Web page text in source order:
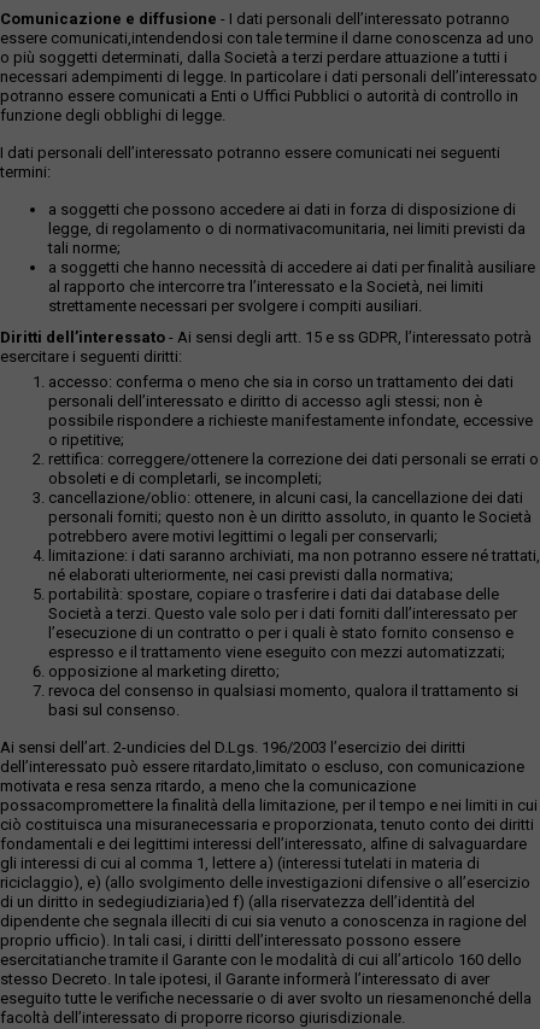
Comunicazione e diffusione - I dati personali dell’interessato potranno
essere comunicati,intendendosi con tale termine il darne conoscenza ad uno
o più soggetti determinati, dalla Società a terzi perdare attuazione a tutti i
necessari adempimenti di legge. In particolare i dati personali dell’interessato
potranno essere comunicati a Enti o Uffici Pubblici o autorità di controllo in
funzione degli obblighi di legge.
I dati personali dell’interessato potranno essere comunicati nei seguenti
termini:
a soggetti che possono accedere ai dati in forza di disposizione di
legge, di regolamento o di normativacomunitaria, nei limiti previsti da
tali norme;
a soggetti che hanno necessità di accedere ai dati per finalità ausiliare
al rapporto che intercorre tra l’interessato e la Società, nei limiti
strettamente necessari per svolgere i compiti ausiliari.
Diritti dell’interessato - Ai sensi degli artt. 15 e ss GDPR, l’interessato potrà
esercitare i seguenti diritti:
accesso: conferma o meno che sia in corso un trattamento dei dati
personali dell’interessato e diritto di accesso agli stessi; non è
possibile rispondere a richieste manifestamente infondate, eccessive
o ripetitive;
rettifica: correggere/ottenere la correzione dei dati personali se errati o
obsoleti e di completarli, se incompleti;
cancellazione/oblio: ottenere, in alcuni casi, la cancellazione dei dati
personali forniti; questo non è un diritto assoluto, in quanto le Società
potrebbero avere motivi legittimi o legali per conservarli;
limitazione: i dati saranno archiviati, ma non potranno essere né trattati,
né elaborati ulteriormente, nei casi previsti dalla normativa;
portabilità: spostare, copiare o trasferire i dati dai database delle
Società a terzi. Questo vale solo per i dati forniti dall’interessato per
l’esecuzione di un contratto o per i quali è stato fornito consenso e
espresso e il trattamento viene eseguito con mezzi automatizzati;
opposizione al marketing diretto;
revoca del consenso in qualsiasi momento, qualora il trattamento si
basi sul consenso.
Ai sensi dell’art. 2-undicies del D.Lgs. 196/2003 l’esercizio dei diritti
dell’interessato può essere ritardato,limitato o escluso, con comunicazione
motivata e resa senza ritardo, a meno che la comunicazione
possacompromettere la finalità della limitazione, per il tempo e nei limiti in cui
ciò costituisca una misuranecessaria e proporzionata, tenuto conto dei diritti
fondamentali e dei legittimi interessi dell’interessato, alfine di salvaguardare
gli interessi di cui al comma 1, lettere a) (interessi tutelati in materia di
riciclaggio), e) (allo svolgimento delle investigazioni difensive o all’esercizio
di un diritto in sedegiudiziaria)ed f) (alla riservatezza dell’identità del
dipendente che segnala illeciti di cui sia venuto a conoscenza in ragione del
proprio ufficio). In tali casi, i diritti dell’interessato possono essere
esercitatianche tramite il Garante con le modalità di cui all’articolo 160 dello
stesso Decreto. In tale ipotesi, il Garante informerà l’interessato di aver
eseguito tutte le verifiche necessarie o di aver svolto un riesamenonché della
facoltà dell’interessato di proporre ricorso giurisdizionale.